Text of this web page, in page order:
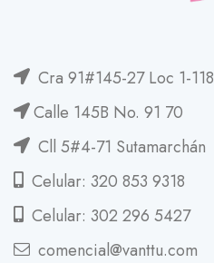
Cra 91#145-27 Loc 1-118
Calle 145B No. 91 70
Cll 5#4-71 Sutamarchán
Celular: 320 853 9318
Celular: 302 296 5427
comencial@vanttu.com